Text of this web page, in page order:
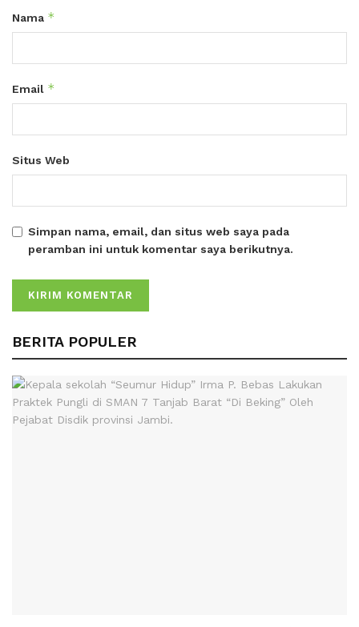
Nama *
Email *
Situs Web
Simpan nama, email, dan situs web saya pada
peramban ini untuk komentar saya berikutnya.
BERITA POPULER